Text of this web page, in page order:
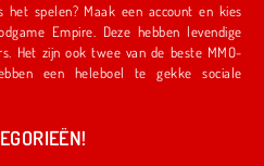
spelen? Maak een account en kies
Empire. Deze hebben levendige
Het zijn ook twee van de beste MMO-
sociale